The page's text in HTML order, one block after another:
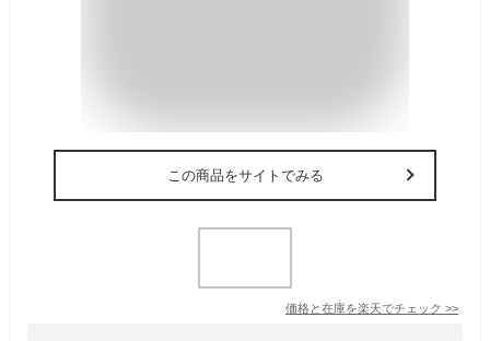
この商品をサイトでみる
価格と在庫を楽天でチェック >>